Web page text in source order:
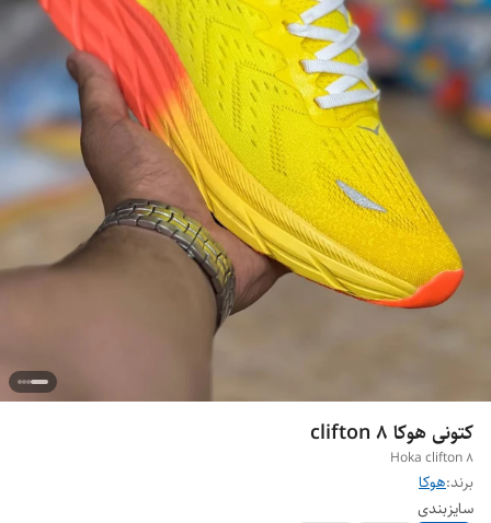
کتونی هوکا clifton 8
Hoka clifton 8
برند:هوکا
سایزبندی